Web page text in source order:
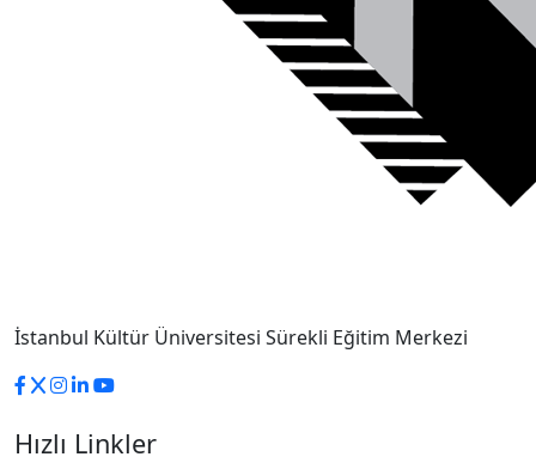
İstanbul Kültür Üniversitesi Sürekli Eğitim Merkezi
Hızlı Linkler